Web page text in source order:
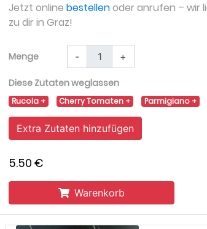
Jetzt online bestellenoder anrufen – wir
zu dir in Graz!
Menge - +
Diese Zutaten weglassen
Rucola Cherry Tomaten Parmigiano
Extra Zutaten hinzufügen
5.50 €
Warenkorb